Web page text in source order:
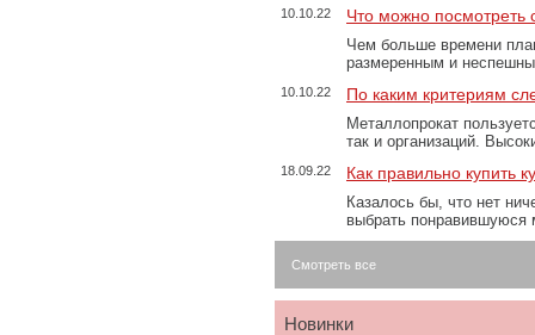
10.10.22 Что можно посмотреть
Чем больше времени
размеренным и
10.10.22 По каким критериям
Металлопрокат
так и организаций.
18.09.22 Как правильно купить
Казалось бы, что нет
выбрать
Смотреть все
Новинки